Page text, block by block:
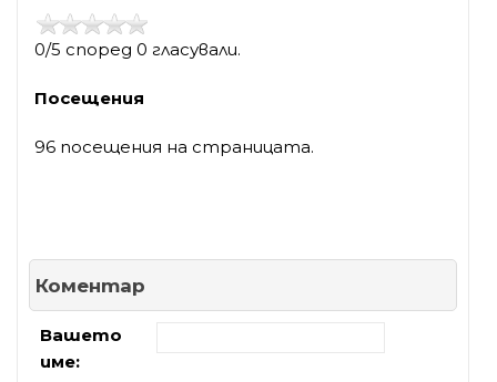
0/5 според 0 гласували.
Посещения
96 посещения на страницата.
Коментар
Вашето
име: